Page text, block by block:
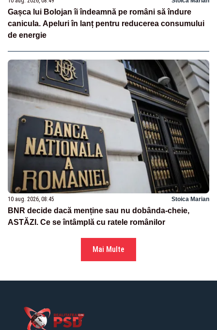
Gașca lui Bolojan îi îndeamnă pe români să îndure
canicula. Apeluri în lanț pentru reducerea consumului
de energie
10 aug. 2026, 08:45 Stoica Marian
BNR decide dacă menține sau nu dobânda-cheie,
ASTĂZI. Ce se întâmplă cu ratele românilor
Mai Multe